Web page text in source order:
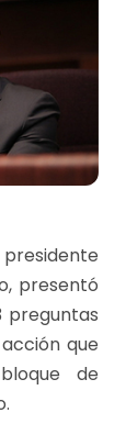
presentó
preguntas
que
de